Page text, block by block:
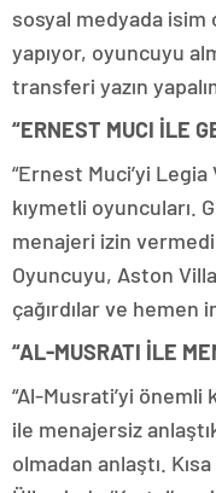
sosyal medyada isim
yapıyor, oyuncuyu
transferi yazın
“ERNEST MUCI İLE
“Ernest Muci’yi
kıymetli oyuncuları.
menajeri izin
Oyuncuyu, Aston
çağırdılar ve hemen
“AL-MUSRATI İLE
“Al-Musrati’yi
ile menajersiz
olmadan anlaştı.